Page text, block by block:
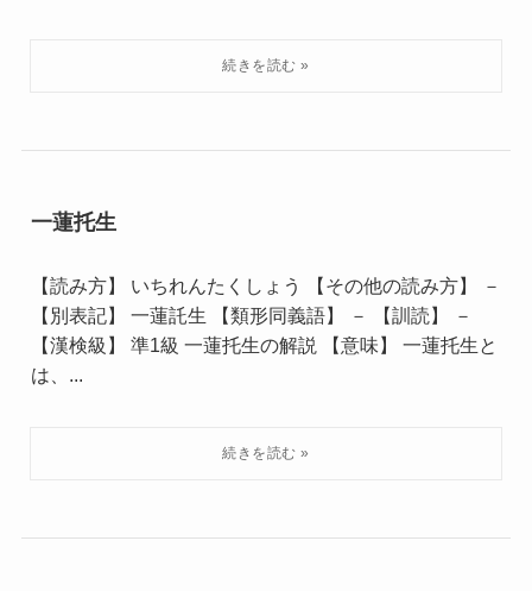
一蓮托生
【読み方】 いちれんたくしょう 【その他の読み方】 －
【別表記】 一蓮託生 【類形同義語】 － 【訓読】 －
【漢検級】 準1級 一蓮托生の解説 【意味】 一蓮托生と
は、...